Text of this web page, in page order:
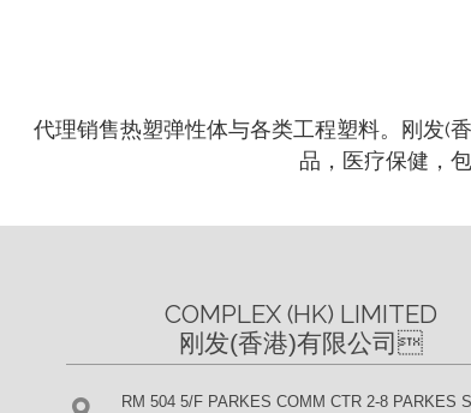
代理销售热塑弹性体与各类工程塑料。刚发(
品，医疗保健，
COMPLEX (HK) LIMITED
刚发(香港)有限公司
RM 504 5/F PARKES COMM CTR 2-8 PARKES